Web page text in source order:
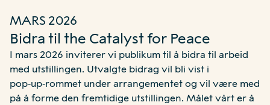
MARS 2026
Bidra til the Catalyst for Peace
I mars 2026 inviterer vi publikum til å bidra til arbeid
med utstillingen. Utvalgte bidrag vil bli vist i
pop‑up‑rommet under arrangementet og vil være med
på å forme den fremtidige utstillingen. Målet vårt er å